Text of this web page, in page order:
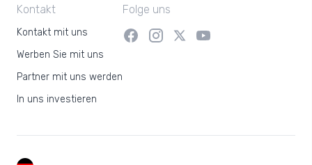
Kontakt
Kontakt mit uns
Werben Sie mit uns
Partner mit uns werden
In uns investieren
Folge uns